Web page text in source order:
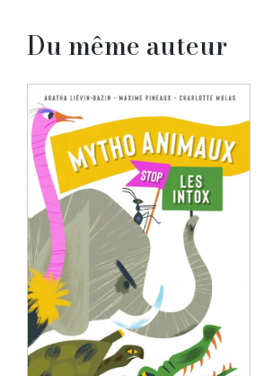
Du même auteur